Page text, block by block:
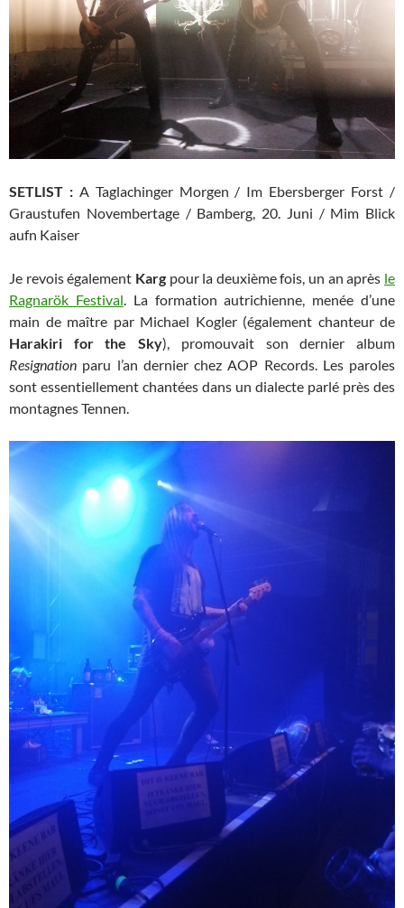
SETLIST :A Taglachinger Morgen / Im Ebersberger Forst /
Graustufen Novembertage / Bamberg, 20. Juni / Mim Blick
aufn Kaiser
Je revois également Kargpour la deuxième fois, un an après le
Ragnarök Festival . La formation autrichienne, menée d’une
main de maître par Michael Kogler (également chanteur de
Harakiri for the Sky), promouvait son dernier album
Resignation paru l’an dernier chez AOP Records. Les paroles
sont essentiellement chantées dans un dialecte parlé près des
montagnes Tennen.